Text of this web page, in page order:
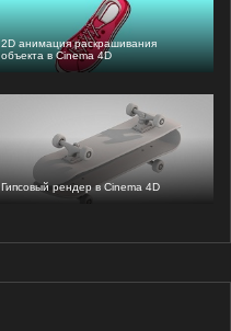
2D анимация раскрашивания
объекта в Cinema 4D
Гипсовый рендер в Cinema 4D